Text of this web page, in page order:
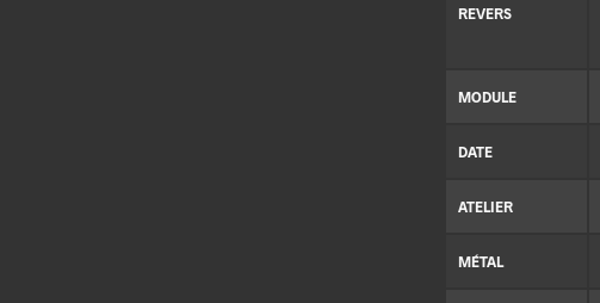
REVERS
MODULE
DATE
ATELIER
MÉTAL